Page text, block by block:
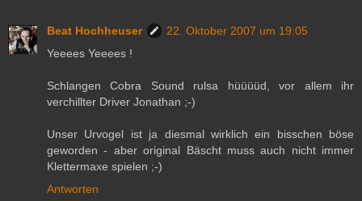
Beat Hochheuser
22. Oktober 2007 um 19:05
Yeeees Yeeees !
Schlangen Cobra Sound rulsa hüüüüd, vor allem ihr
verchillter Driver Jonathan ;-)
Unser Urvogel ist ja diesmal wirklich ein bisschen böse
geworden - aber original Bäscht muss auch nicht immer
Klettermaxe spielen ;-)
Antworten